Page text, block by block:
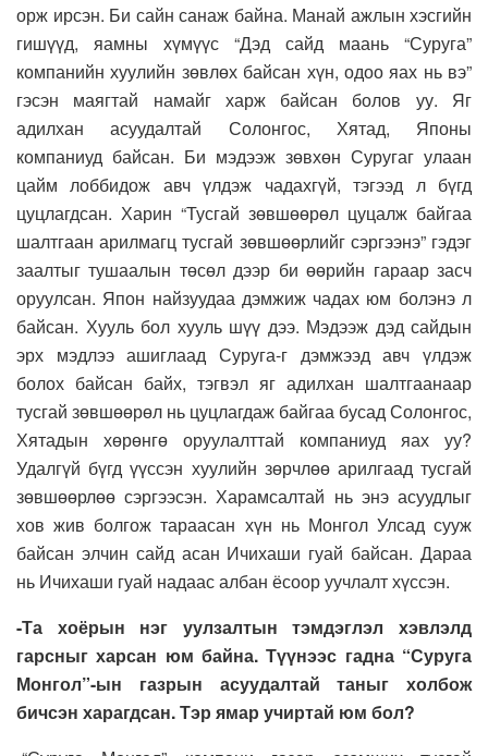
орж ирсэн. Би сайн санаж байна. Манай ажлын хэсгийн
гишүүд, яамны хүмүүс “Дэд сайд маань “Суруга”
компанийн хуулийн зөвлөх байсан хүн, одоо яах нь вэ”
гэсэн маягтай намайг харж байсан болов уу. Яг
адилхан асуудалтай Солонгос, Хятад, Японы
компаниуд байсан. Би мэдээж зөвхөн Суругаг улаан
цайм лоббидож авч үлдэж чадахгүй, тэгээд л бүгд
цуцлагдсан. Харин “Тусгай зөвшөөрөл цуцалж байгаа
шалтгаан арилмагц тусгай зөвшөөрлийг сэргээнэ” гэдэг
заалтыг тушаалын төсөл дээр би өөрийн гараар засч
оруулсан. Япон найзуудаа дэмжиж чадах юм болэнэ л
байсан. Хууль бол хууль шүү дээ. Мэдээж дэд сайдын
эрх мэдлээ ашиглаад Суруга-г дэмжээд авч үлдэж
болох байсан байх, тэгвэл яг адилхан шалтгаанаар
тусгай зөвшөөрөл нь цуцлагдаж байгаа бусад Солонгос,
Хятадын хөрөнгө оруулалттай компаниуд яах уу?
Удалгүй бүгд үүссэн хуулийн зөрчлөө арилгаад тусгай
зөвшөөрлөө сэргээсэн. Харамсалтай нь энэ асуудлыг
хов жив болгож тараасан хүн нь Монгол Улсад сууж
байсан элчин сайд асан Ичихаши гуай байсан. Дараа
нь Ичихаши гуай надаас албан ёсоор уучлалт хүссэн.
-Та хоёрын нэг уулзалтын тэмдэглэл хэвлэлд
гарсныг харсан юм байна. Түүнээс гадна “Суруга
Монгол”-ын газрын асуудалтай таныг холбож
бичсэн харагдсан. Тэр ямар учиртай юм бол?